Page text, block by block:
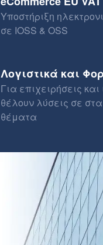
Υποστήριξη
σε IOSS & OSS
Λογιστικά και
Για επιχειρήσεις και
θέλουν λύσεις σε
θέματα